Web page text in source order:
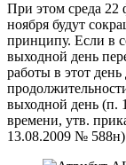
При этом среда 22
ноября будут
принципу. Если в
выходной день
работы в этот день
выходной день (п.
времени, утв.
13.08.2009 №